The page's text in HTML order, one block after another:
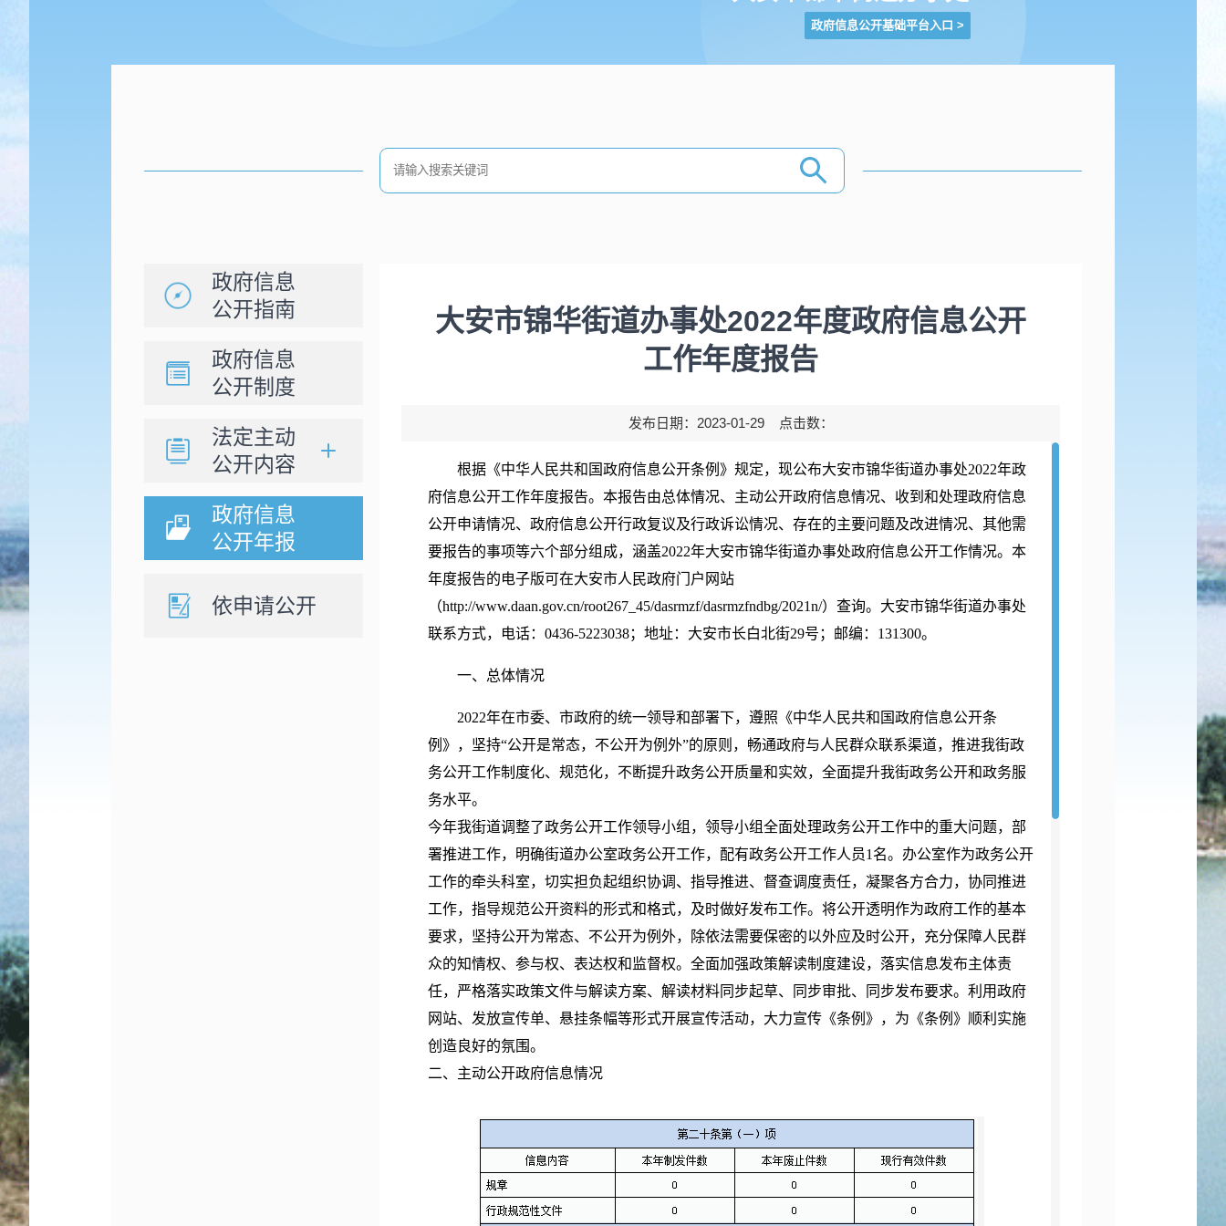
政府信息公开基础平台入口 >
政府信息
公开指南
政府信息
公开制度
法定主动
公开内容
政府信息
公开年报
依申请公开
大安市锦华街道办事处2022年度政府信息公开
工作年度报告
发布日期：2023-01-29 点击数：
根据《中华人民共和国政府信息公开条例》规定，现公布大安市锦华街道办事处2022年政
府信息公开工作年度报告。本报告由总体情况、主动公开政府信息情况、收到和处理政府信息
公开申请情况、政府信息公开行政复议及行政诉讼情况、存在的主要问题及改进情况、其他需
要报告的事项等六个部分组成，涵盖2022年大安市锦华街道办事处政府信息公开工作情况。本
年度报告的电子版可在大安市人民政府门户网站
（http://www.daan.gov.cn/root267_45/dasrmzf/dasrmzfndbg/2021n/）查询。大安市锦华街道办事处
联系方式，电话：0436-5223038；地址：大安市长白北街29号；邮编：131300。
一、总体情况
2022年在市委、市政府的统一领导和部署下，遵照《中华人民共和国政府信息公开条
例》，坚持“公开是常态，不公开为例外”的原则，畅通政府与人民群众联系渠道，推进我街政
务公开工作制度化、规范化，不断提升政务公开质量和实效，全面提升我街政务公开和政务服
务水平。
今年我街道调整了政务公开工作领导小组，领导小组全面处理政务公开工作中的重大问题，部
署推进工作，明确街道办公室政务公开工作，配有政务公开工作人员1名。办公室作为政务公开
工作的牵头科室，切实担负起组织协调、指导推进、督查调度责任，凝聚各方合力，协同推进
工作，指导规范公开资料的形式和格式，及时做好发布工作。将公开透明作为政府工作的基本
要求，坚持公开为常态、不公开为例外，除依法需要保密的以外应及时公开，充分保障人民群
众的知情权、参与权、表达权和监督权。全面加强政策解读制度建设，落实信息发布主体责
任，严格落实政策文件与解读方案、解读材料同步起草、同步审批、同步发布要求。利用政府
网站、发放宣传单、悬挂条幅等形式开展宣传活动，大力宣传《条例》，为《条例》顺利实施
创造良好的氛围。
二、主动公开政府信息情况